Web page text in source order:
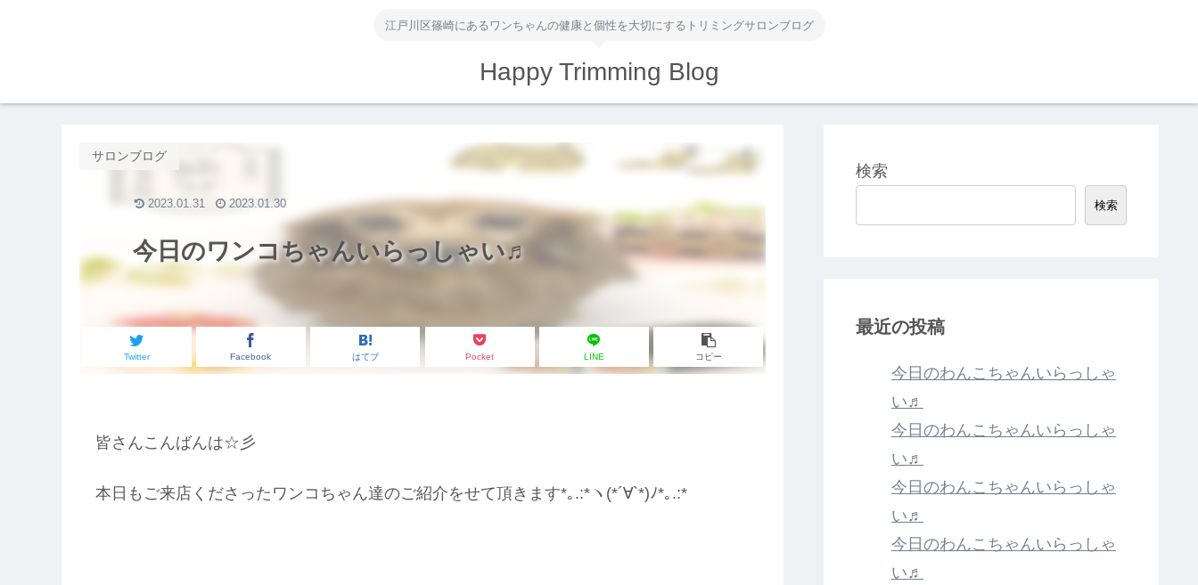
江戸川区篠崎にあるワンちゃんの健康と個性を大切にするトリミングサロンブログ
Happy Trimming Blog
今日のワンコちゃんいらっしゃい♬
サロンブログ
Twitter Facebook はてブ Pocket LINE コピー
2023.01.31 2023.01.30
皆さんこんばんは☆彡
本日もご来店くださったワンコちゃん達のご紹介をせて頂きます*｡.:*ヽ(*´∀︎`*)ﾉ*｡.:*
検索
検索
最近の投稿
今日のわんこちゃんいらっしゃ
い♬
今日のわんこちゃんいらっしゃ
い♬
今日のわんこちゃんいらっしゃ
い♬
今日のわんこちゃんいらっしゃ
い♬